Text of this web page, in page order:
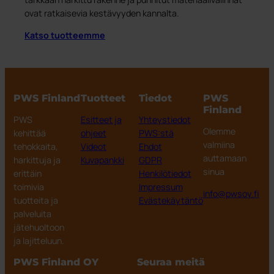
ovat ratkaisevia kestävyyden kannalta.
Katso tuotteemme
PWS Finland
PWS
kehittää
tehokkaita,
harkittuja ja
erittäin
toimivia
tuotteita ja
palveluita
jätehuoltoon
ja lajitteluun.
Tuotteet
Esitteet ja
ohjeet
Videot
Kuvapankki
Tiedot
Yhteystiedot
PWS:stä
Ehdot
GDPR
Henkilötiedot
Impressum
Evästekäytäntö
PWS
Finland
Olemme
valmiina
auttamaan
sinua
info@pwsoy.fi
PWS Finland OY Seuraa meitä